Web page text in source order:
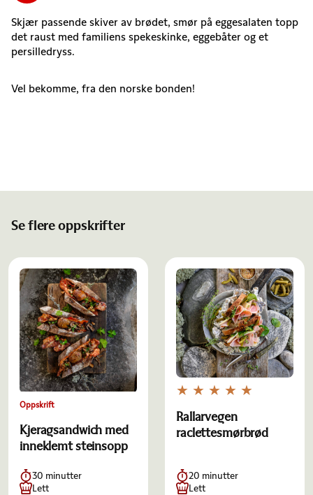
Skjær passende skiver av brødet, smør på eggesalaten topp
det raust med familiens spekeskinke, eggebåter og et
persilledryss.
Vel bekomme, fra den norske bonden!
Se flere oppskrifter
Oppskrift
Kjeragsandwich med
inneklemt steinsopp
30 minutter
Lett
Rallarvegen
raclettesmørbrød
20 minutter
Lett